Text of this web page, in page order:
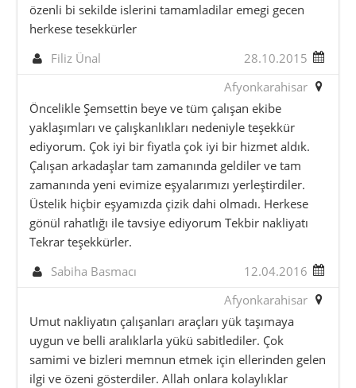
özenli bi sekilde islerini tamamladilar emegi gecen
herkese tesekkürler
Filiz Ünal
28.10.2015
Afyonkarahisar
Öncelikle Şemsettin beye ve tüm çalışan ekibe
yaklaşımları ve çalışkanlıkları nedeniyle teşekkür
ediyorum. Çok iyi bir fiyatla çok iyi bir hizmet aldık.
Çalışan arkadaşlar tam zamanında geldiler ve tam
zamanında yeni evimize eşyalarımızı yerleştirdiler.
Üstelik hiçbir eşyamızda çizik dahi olmadı. Herkese
gönül rahatlığı ile tavsiye ediyorum Tekbir nakliyatı
Tekrar teşekkürler.
Sabiha Basmacı
12.04.2016
Afyonkarahisar
Umut nakliyatın çalışanları araçları yük taşımaya
uygun ve belli aralıklarla yükü sabitlediler. Çok
samimi ve bizleri memnun etmek için ellerinden gelen
ilgi ve özeni gösterdiler. Allah onlara kolaylıklar